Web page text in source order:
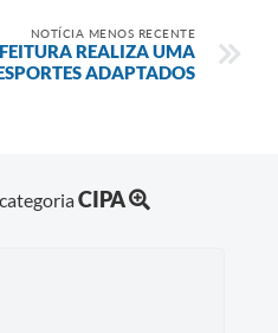
NOTÍCIA MENOS RECENTE
REALIZA UMA
ADAPTADOS
CIPA